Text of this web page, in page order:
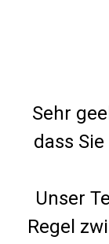
Sehr
dass
Unser
Regel